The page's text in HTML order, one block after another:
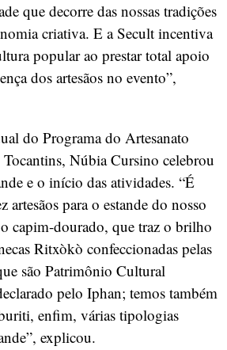
que decorre das nossas tradições
criativa. E a Secult incentiva
popular ao prestar total apoio
dos artesãos no evento”,
do Programa do Artesanato
Núbia Cursino celebrou
e o início das atividades. “É
artesãos para o estande do nosso
capim-dourado, que traz o brilho
Ritxòkò confeccionadas pelas
são Patrimônio Cultural
pelo Iphan; temos também
enfim, várias tipologias
explicou.